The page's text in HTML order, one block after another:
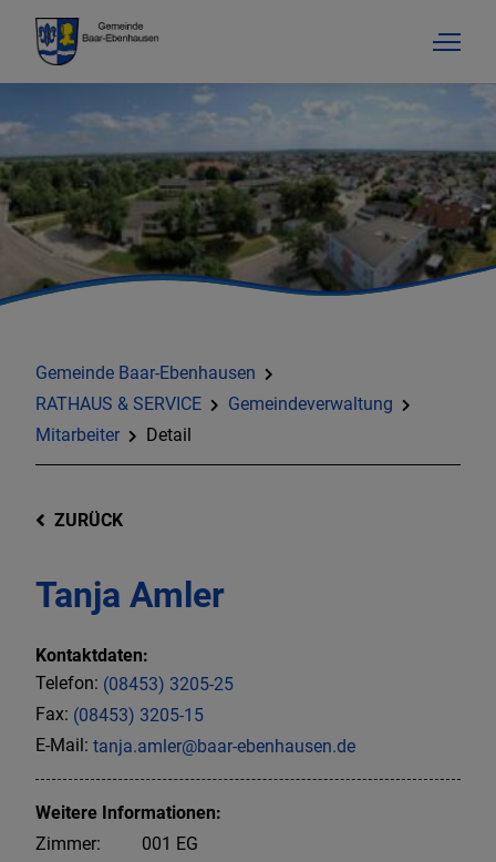
Gemeinde Baar-Ebenhausen
RATHAUS & SERVICE
Gemeindeverwaltung
Mitarbeiter
Detail
ZURÜCK
Tanja Amler
Kontaktdaten:
Telefon: (08453) 3205-25
Fax: (08453) 3205-15
E-Mail: tanja.amler@baar-ebenhausen.de
Weitere Informationen:
Zimmer:
001 EG